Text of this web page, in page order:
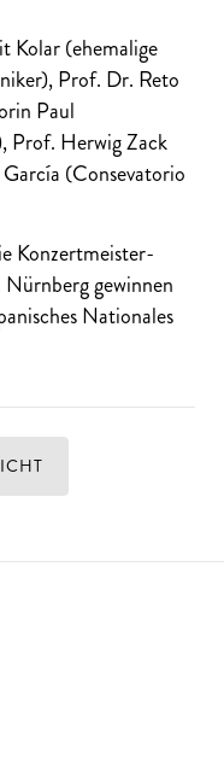
Kolar (ehemalige
Prof. Dr. Reto
Paul
Prof. Herwig Zack
(Consevatorio
Konzertmeister-
gewinnen
Nationales